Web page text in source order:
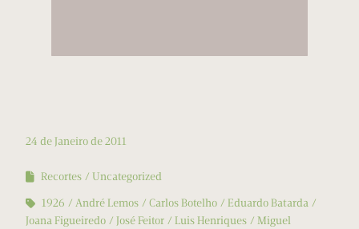
24 de Janeiro de 2011
Recortes
Uncategorized
1926
André Lemos Carlos Botelho
Eduardo Batarda
Joana Figueiredo
José Feitor Luis Henriques
Miguel